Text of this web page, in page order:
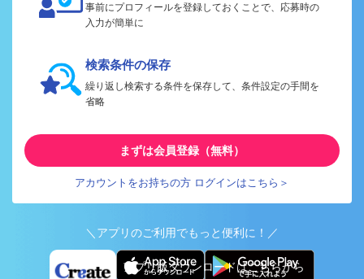
事前にプロフィールを登録しておくことで、応募時の
入力が簡単に
検索条件の保存
繰り返し検索する条件を保存して、条件設定の手間を
省略
まずは会員登録（無料）
アカウントをお持ちの方 ログインはこちら＞
＼アプリのご利用でもっと便利に！／
アプリ版ダウンロードはこちらから